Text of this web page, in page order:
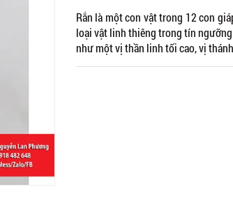
Rắn là một con vật trong 12 con
loại vật linh thiêng trong tín ngưỡng
như một vị thần linh tối cao, vị